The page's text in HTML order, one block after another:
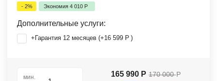
- 2% Экономия 4 010 Р
Дополнительные услуги:
+Гарантия 12 месяцев (+16 599 Р )
мин.
165 990 Р 170 000 Р